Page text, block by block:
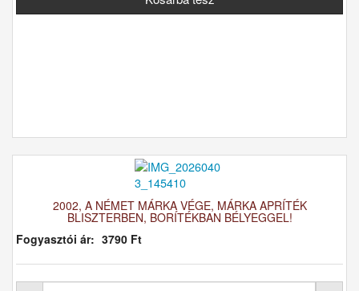
2002, A NÉMET MÁRKA VÉGE, MÁRKA APRÍTÉK
BLISZTERBEN, BORÍTÉKBAN BÉLYEGGEL!
Fogyasztói ár: 3790 Ft